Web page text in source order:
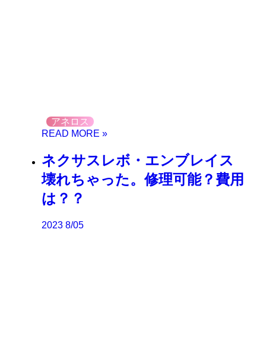
アネロス
ネクサスレボ・エンブレイス
壊れちゃった。修理可能？費用
は？？
2023 8/05